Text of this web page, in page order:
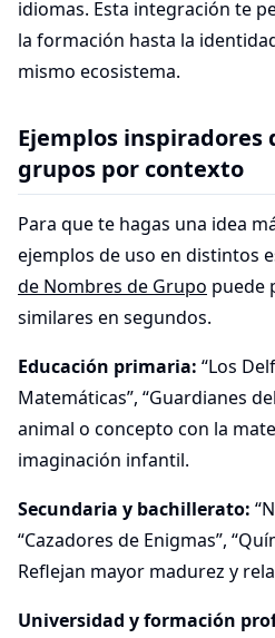
idiomas. Esta integración te
la formación hasta la
mismo ecosistema.
Ejemplos inspiradores
grupos por contexto
Para que te hagas una idea
ejemplos de uso en distintos
de Nombres de Grupo puede
similares en segundos.
Educación primaria: “Los
Matemáticas”, “Guardianes
animal o concepto con la
imaginación infantil.
Secundaria y bachillerato:
“Cazadores de Enigmas”,
Reflejan mayor madurez y
Universidad y formación